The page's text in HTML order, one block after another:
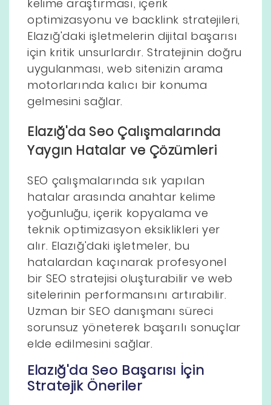
kelime araştırması, içerik
optimizasyonu ve backlink stratejileri,
Elazığ'daki işletmelerin dijital başarısı
için kritik unsurlardır. Stratejinin doğru
uygulanması, web sitenizin arama
motorlarında kalıcı bir konuma
gelmesini sağlar.
Elazığ'da Seo Çalışmalarında
Yaygın Hatalar ve Çözümleri
SEO çalışmalarında sık yapılan
hatalar arasında anahtar kelime
yoğunluğu, içerik kopyalama ve
teknik optimizasyon eksiklikleri yer
alır. Elazığ'daki işletmeler, bu
hatalardan kaçınarak profesyonel
bir SEO stratejisi oluşturabilir ve web
sitelerinin performansını artırabilir.
Uzman bir SEO danışmanı süreci
sorunsuz yöneterek başarılı sonuçlar
elde edilmesini sağlar.
Elazığ'da Seo Başarısı İçin
Stratejik Öneriler